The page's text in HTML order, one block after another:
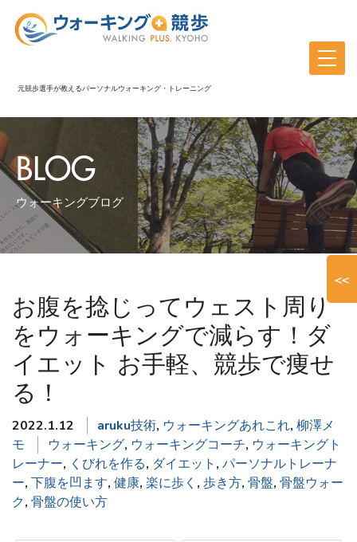
元競歩選手が教えるパーソナルウォーキング・トレーニング
BLOG
ウォーキングブログ
お腹を捻じってウェスト周り
をウォーキングで減らす！ダ
イエット お手軽、競歩で痩せ
る！
2022.1.12 aruku技術, ウォーキングあれこれ, 柳澤メ
モ
ウォーキング, ウォーキングコーチ, ウォーキングト
レーナー, くびれを作る, ダイエット , パーソナルトレーナ
ー, 下腹を凹ます, 健康, 楽に歩く , 歩き方, 骨盤, 骨盤ウォー
ク, 骨盤の使い方
<<